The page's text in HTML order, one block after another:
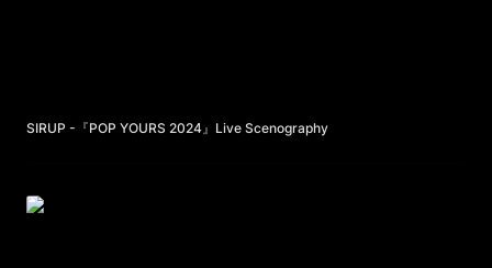
SIRUP -『POP YOURS 2024』Live Scenography
「刃牙」シリーズ累計発行部数1億部突破記念 プロモーション